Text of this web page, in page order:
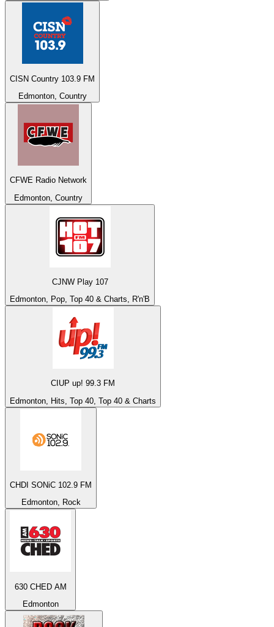
CISN Country 103.9 FM
Edmonton, Country
CFWE Radio Network
Edmonton, Country
CJNW Play 107
Edmonton, Pop, Top 40 & Charts, R'n'B
CIUP up! 99.3 FM
Edmonton, Hits, Top 40, Top 40 & Charts
CHDI SONiC 102.9 FM
Edmonton, Rock
630 CHED AM
Edmonton